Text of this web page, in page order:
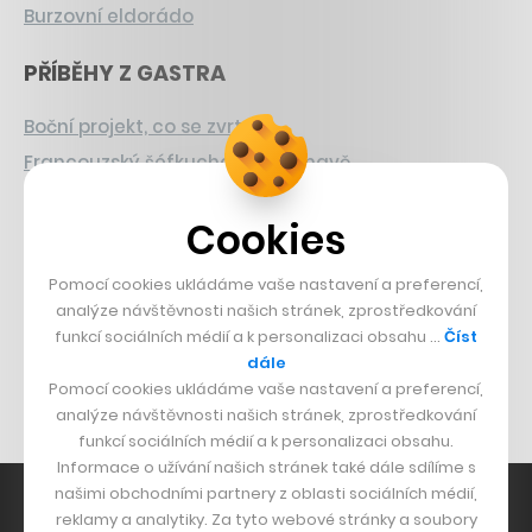
Burzovní eldorádo
PŘÍBĚHY Z GASTRA
Boční projekt, co se zvrtnul
Francouzský šéfkuchař na Šumavě
Bomma není tichá
Originální hodinky
Nábytek z betonu
Cookies
Pomocí cookies ukládáme vaše nastavení a preferencí,
analýze návštěvnosti našich stránek, zprostředkování
funkcí sociálních médií a k personalizaci obsahu … Číst
dále
Pomocí cookies ukládáme vaše nastavení a preferencí,
analýze návštěvnosti našich stránek, zprostředkování
funkcí sociálních médií a k personalizaci obsahu.
Informace o užívání našich stránek také dále sdílíme s
našimi obchodními partnery z oblasti sociálních médií,
reklamy a analytiky. Za tyto webové stránky a soubory